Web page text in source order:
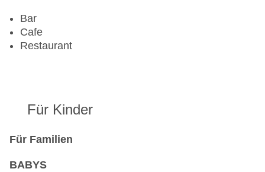
Landeskategorie: 5 Sterne
Bar
Cafe
Restaurant
Für Kinder
Für Familien
BABYS